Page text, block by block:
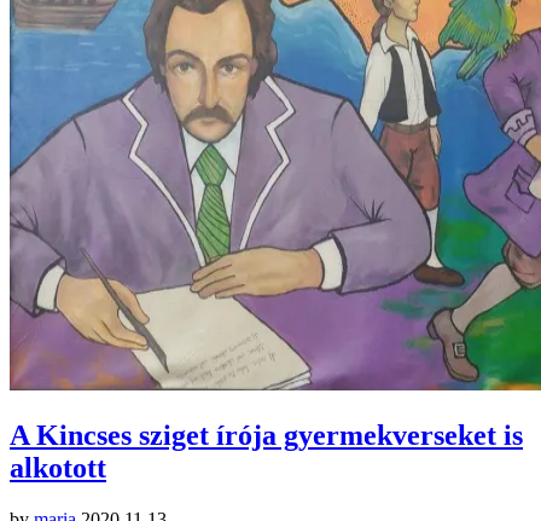
A Kincses sziget írója gyermekverseket is
alkotott